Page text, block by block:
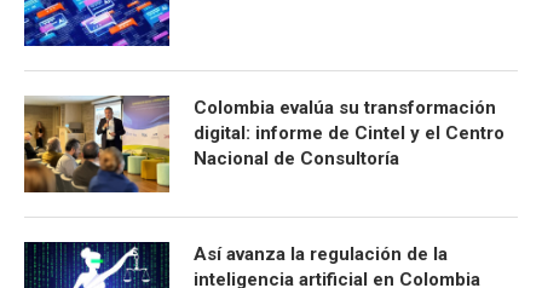
Colombia evalúa su transformación
digital: informe de Cintel y el Centro
Nacional de Consultoría
Así avanza la regulación de la
inteligencia artificial en Colombia